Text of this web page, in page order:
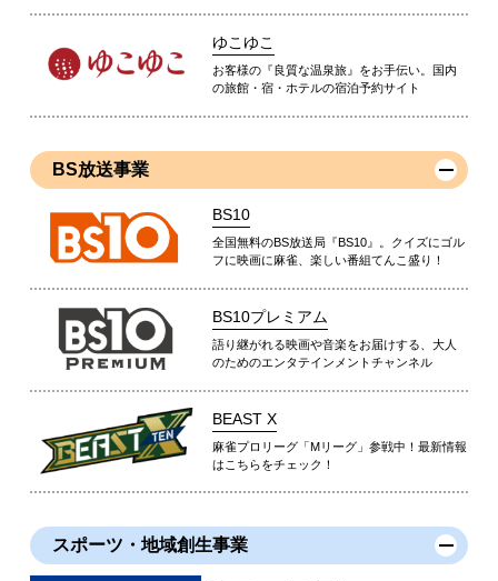
ゆこゆこ
お客様の『良質な温泉旅』をお手伝い。国内
の旅館・宿・ホテルの宿泊予約サイト
BS放送事業
BS10
全国無料のBS放送局『BS10』。クイズにゴル
フに映画に麻雀、楽しい番組てんこ盛り！
BS10プレミアム
語り継がれる映画や音楽をお届けする、大人
のためのエンタテインメントチャンネル
BEAST X
麻雀プロリーグ「Mリーグ」参戦中！最新情報
はこちらをチェック！
スポーツ・地域創生事業